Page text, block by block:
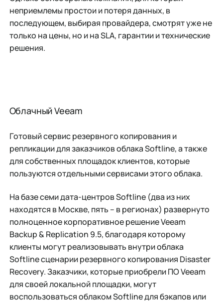
неприемлемы простои и потеря данных, в
последующем, выбирая провайдера, смотрят уже не
только на цены, но и на SLA, гарантии и технические
решения.
Облачный Veeam
Готовый сервис резервного копирования и
репликации для заказчиков облака Softline, а также
для собственных площадок клиентов, которые
пользуются отдельными сервисами этого облака.
На базе семи дата-центров Softline (два из них
находятся в Москве, пять – в регионах) развернуто
полноценное корпоративное решение Veeam
Backup & Replication 9.5, благодаря которому
клиенты могут реализовывать внутри облака
Softline сценарии резервного копирования Disaster
Recovery. Заказчики, которые приобрели ПО Veeam
для своей локальной площадки, могут
воспользоваться облаком Softline для бэкапов или